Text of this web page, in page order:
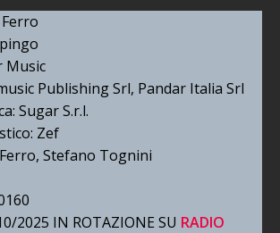
Music
Publishing Srl, Pandar Italia Srl
Sugar S.r.l.
Zef
Stefano Tognini
2025 IN ROTAZIONE SU RADIO